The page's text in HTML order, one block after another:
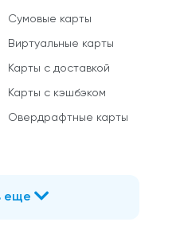
Сумовые карты
Виртуальные карты
Карты с доставкой
Карты с кэшбэком
Овердрафтные карты
еще